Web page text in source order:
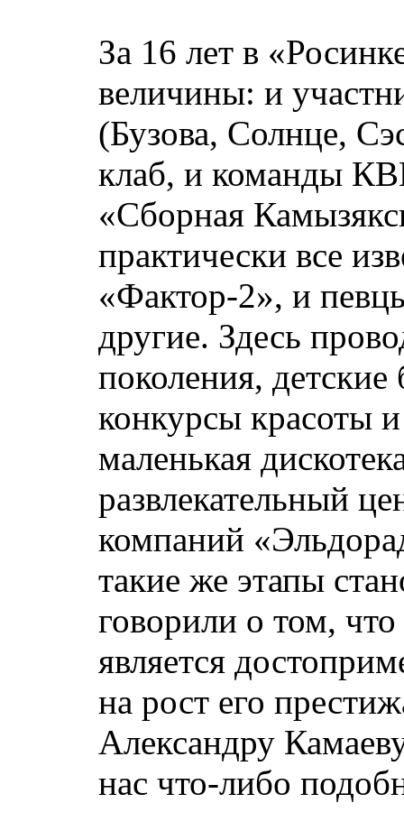
За 16 лет в
величины: и
(Бузова, Солнце,
клаб, и команды
«Сборная
практически все
«Фактор-2», и
другие. Здесь
поколения,
конкурсы красоты
маленькая
развлекательный
компаний
такие же этапы
говорили о том,
является
на рост его
Александру
нас что-либо